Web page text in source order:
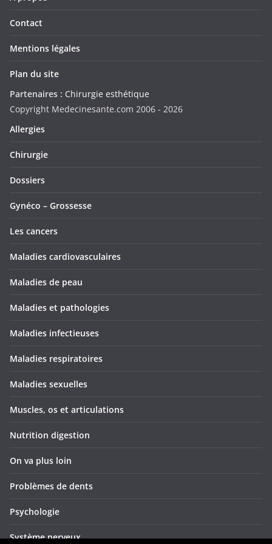
Contact
Mentions légales
Plan du site
Partenaires : Chirurgie esthétique
Copyright Medecinesante.com 2006 - 2026
Allergies
Chirurgie
Dossiers
Gynéco – Grossesse
Les cancers
Maladies cardiovasculaires
Maladies de peau
Maladies et pathologies
Maladies infectieuses
Maladies respiratoires
Maladies sexuelles
Muscles, os et articulations
Nutrition digestion
On va plus loin
Problèmes de dents
Psychologie
Système nerveux